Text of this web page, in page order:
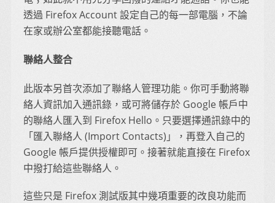
透過 Firefox Account 設定自己的每一部電腦，不論
在家或辦公室都能接聽電話。
聯絡人整合
此版本另首次添加了聯絡人管理功能。你可手動將聯
絡人資訊加入通訊錄，或可將儲存於 Google 帳戶中
的聯絡人匯入到 Firefox Hello。只要選擇通訊錄中的
「匯入聯絡人 (Import Contacts)」，再登入自己的
Google 帳戶提供授權即可。接著就能直接在 Firefox
中撥打給這些聯絡人。
這些只是 Firefox 測試版其中幾項重要的改良功能而